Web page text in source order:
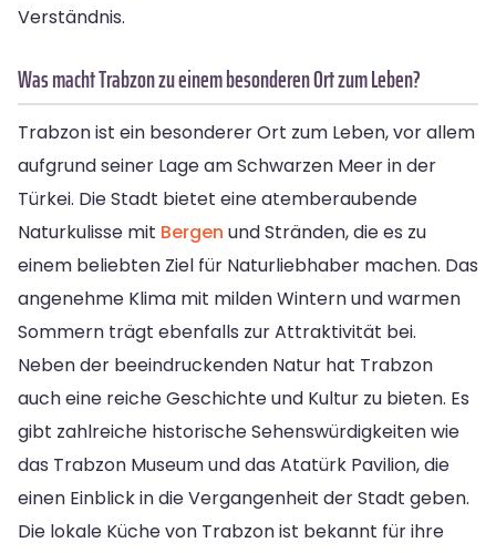
Verständnis.
Was macht Trabzon zu einem besonderen Ort zum Leben?
Trabzon ist ein besonderer Ort zum Leben, vor allem
aufgrund seiner Lage am Schwarzen Meer in der
Türkei. Die Stadt bietet eine atemberaubende
Naturkulisse mit Bergen und Stränden, die es zu
einem beliebten Ziel für Naturliebhaber machen. Das
angenehme Klima mit milden Wintern und warmen
Sommern trägt ebenfalls zur Attraktivität bei.
Neben der beeindruckenden Natur hat Trabzon
auch eine reiche Geschichte und Kultur zu bieten. Es
gibt zahlreiche historische Sehenswürdigkeiten wie
das Trabzon Museum und das Atatürk Pavilion, die
einen Einblick in die Vergangenheit der Stadt geben.
Die lokale Küche von Trabzon ist bekannt für ihre